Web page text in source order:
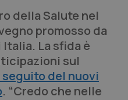
della Salute nel
promosso da
La sfida è
sul
seguito del nuovi
. “Credo che nelle